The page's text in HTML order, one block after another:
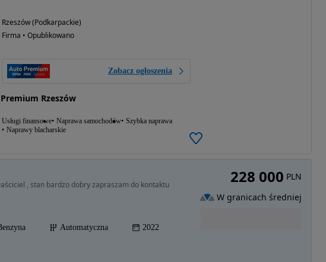
Rzeszów (Podkarpackie)
Firma • Opublikowano
Zobacz ogłoszenia
Rzeszów
Usługi finansowe Naprawa samochodów Szybka naprawa
Naprawy blacharskie
, stan bardzo dobry zapraszam do kontaktu
Automatyczna 2022
228 000 PLN
W granicach średniej